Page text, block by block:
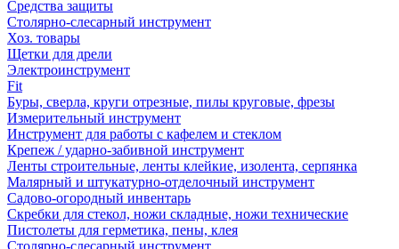
Средства защиты
Столярно-слесарный инструмент
Хоз. товары
Щетки для дрели
Электроинструмент
Fit
Буры, сверла, круги отрезные, пилы круговые, фрезы
Измерительный инструмент
Инструмент для работы с кафелем и стеклом
Крепеж / ударно-забивной инструмент
Ленты строительные, ленты клейкие, изолента, серпянка
Малярный и штукатурно-отделочный инструмент
Садово-огородный инвентарь
Скребки для стекол, ножи складные, ножи технические
Пистолеты для герметика, пены, клея
Столярно-слесарный инструмент